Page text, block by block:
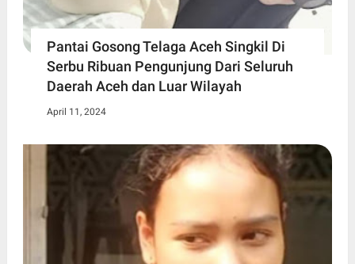
Pantai Gosong Telaga Aceh Singkil Di
Serbu Ribuan Pengunjung Dari Seluruh
Daerah Aceh dan Luar Wilayah
April 11, 2024